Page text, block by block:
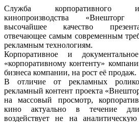
Служба корпоративного и
кинопроизводства «Внешторг
высочайшее качество
отвечающее самым современным
рекламным технологиям.
Корпоративное и
«корпоративному контенту»
бизнеса компании, на рост её продаж.
В отличие от рекламных
рекламный контент проекта
на массовый просмотр,
кино актуально в течение
воздействует не на